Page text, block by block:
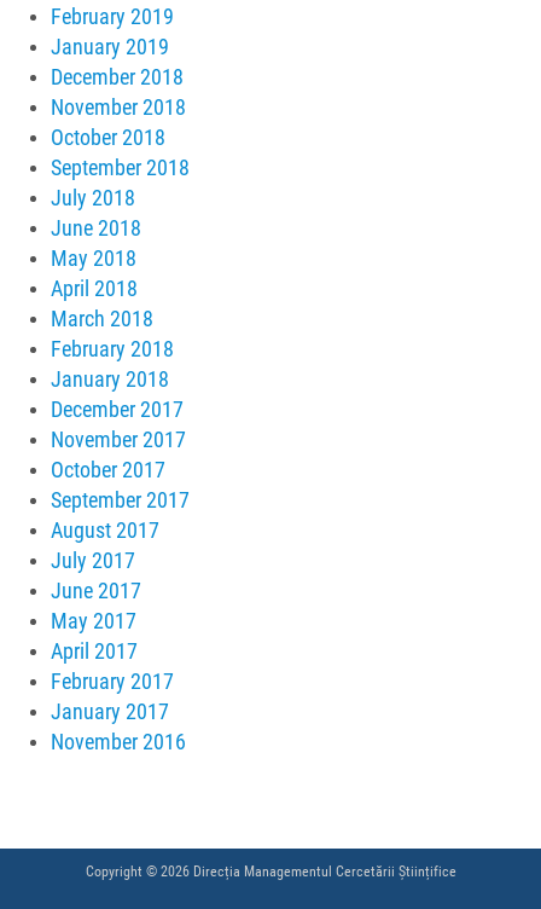
February 2019
January 2019
December 2018
November 2018
October 2018
September 2018
July 2018
June 2018
May 2018
April 2018
March 2018
February 2018
January 2018
December 2017
November 2017
October 2017
September 2017
August 2017
July 2017
June 2017
May 2017
April 2017
February 2017
January 2017
November 2016
Copyright © 2026 Direcția Managementul Cercetării Științifice